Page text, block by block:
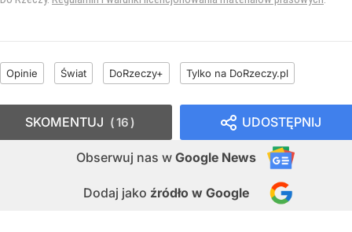
Opinie Świat DoRzeczy+ Tylko na DoRzeczy.pl
UDOSTĘPNIJ
Obserwuj nas w Google News
Dodaj jako źródło w Google
SKOMENTUJ 16